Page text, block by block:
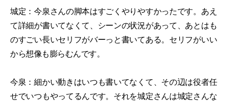
城定：今泉さんの脚本はすごくやりやすかったです。あえ
て詳細が書いてなくて、シーンの状況があって、あとはも
のすごい長いセリフがバーっと書いてある。セリフがいい
から想像も膨らむんです。
今泉：細かい動きはいつも書いてなくて、その辺は役者任
せでいつもやってるんです。それを城定さんは城定さんな